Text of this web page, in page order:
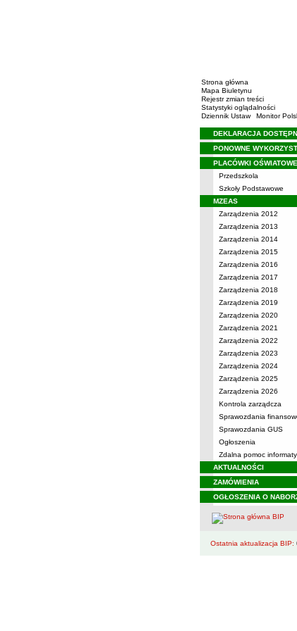
Strona główna
Mapa Biuletynu
Rejestr zmian treści
Statystyki oglądalności
Dziennik Ustaw
Monitor
Menu
DEKLARACJA
PONOWNE
PLACÓWKI OŚWIATOWE
Przedszkola
Szkoły Podstawowe
MZEAS
Zarządzenia 2012
Zarządzenia 2013
Zarządzenia 2014
Zarządzenia 2015
Zarządzenia 2016
Zarządzenia 2017
Zarządzenia 2018
Zarządzenia 2019
Zarządzenia 2020
Zarządzenia 2021
Zarządzenia 2022
Zarządzenia 2023
Zarządzenia 2024
Zarządzenia 2025
Zarządzenia 2026
Kontrola zarządcza
Sprawozdania
Sprawozdania GUS
Ogłoszenia
Zdalna pomoc
AKTUALNOŚCI
ZAMÓWIENIA
OGŁOSZENIA O
Ostatnia aktualizacja BIP: